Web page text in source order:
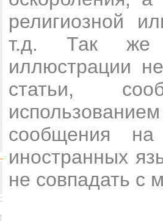
религиозной
т.д. Так же
иллюстрации
статьи,
сообщения
иностранных
не совпадать с